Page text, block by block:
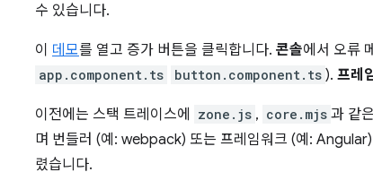
수 있습니다.
이 데모를 열고 증가 버튼을 클릭합니다. 콘솔에서 오류
app.component.ts button.component.ts ). 프레
이전에는 스택 트레이스에 zone.js , core.mjs 과 같
며 번들러 (예: webpack) 또는 프레임워크 (예:
렸습니다.